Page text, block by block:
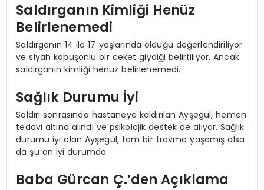
Saldırganın Kimliği Henüz
Belirlenemedi
Saldırganın 14 ila 17 yaşlarında olduğu değerlendiriliyor
ve siyah kapüşonlu bir ceket giydiği belirtiliyor. Ancak
saldırganın kimliği henüz belirlenemedi.
Sağlık Durumu İyi
Saldırı sonrasında hastaneye kaldırılan Ayşegül, hemen
tedavi altına alındı ve psikolojik destek de alıyor. Sağlık
durumu iyi olan Ayşegül, tam bir travma yaşamış olsa
da şu an iyi durumda.
Baba Gürcan Ç.’den Açıklama